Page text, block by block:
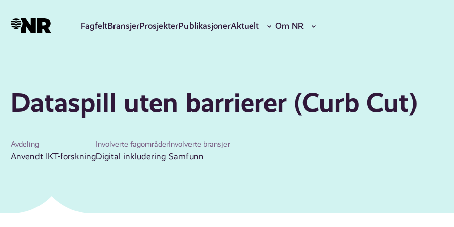
hovedinnhold
FagfeltBransjerProsjekterPublikasjonerAktuelt Om NR
Dataspill uten barrierer (Curb Cut)
Avdeling
Anvendt IKT-forskning
Involverte fagområder
Digital inkludering
Involverte bransjer
Samfunn